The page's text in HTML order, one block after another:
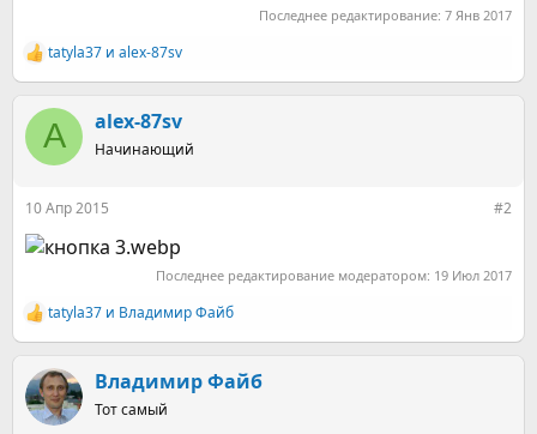
Последнее редактирование: 7 Янв 2017
Р
е
к
ц
и
tatyla37 и alex-87sv
A alex-87sv
Начинающий
10 Апр 2015 #2
Последнее редактирование модератором: 19 Июл 2017
Р
е
к
ц
и
tatyla37 и Владимир Файб
Владимир Файб
Тот самый